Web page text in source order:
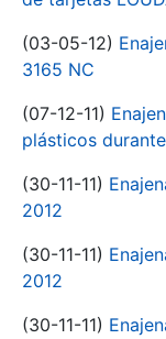
(03-05-12)
3165 NC
(07-12-11)
plásticos
(30-11-11)
2012
(30-11-11)
2012
(30-11-11)